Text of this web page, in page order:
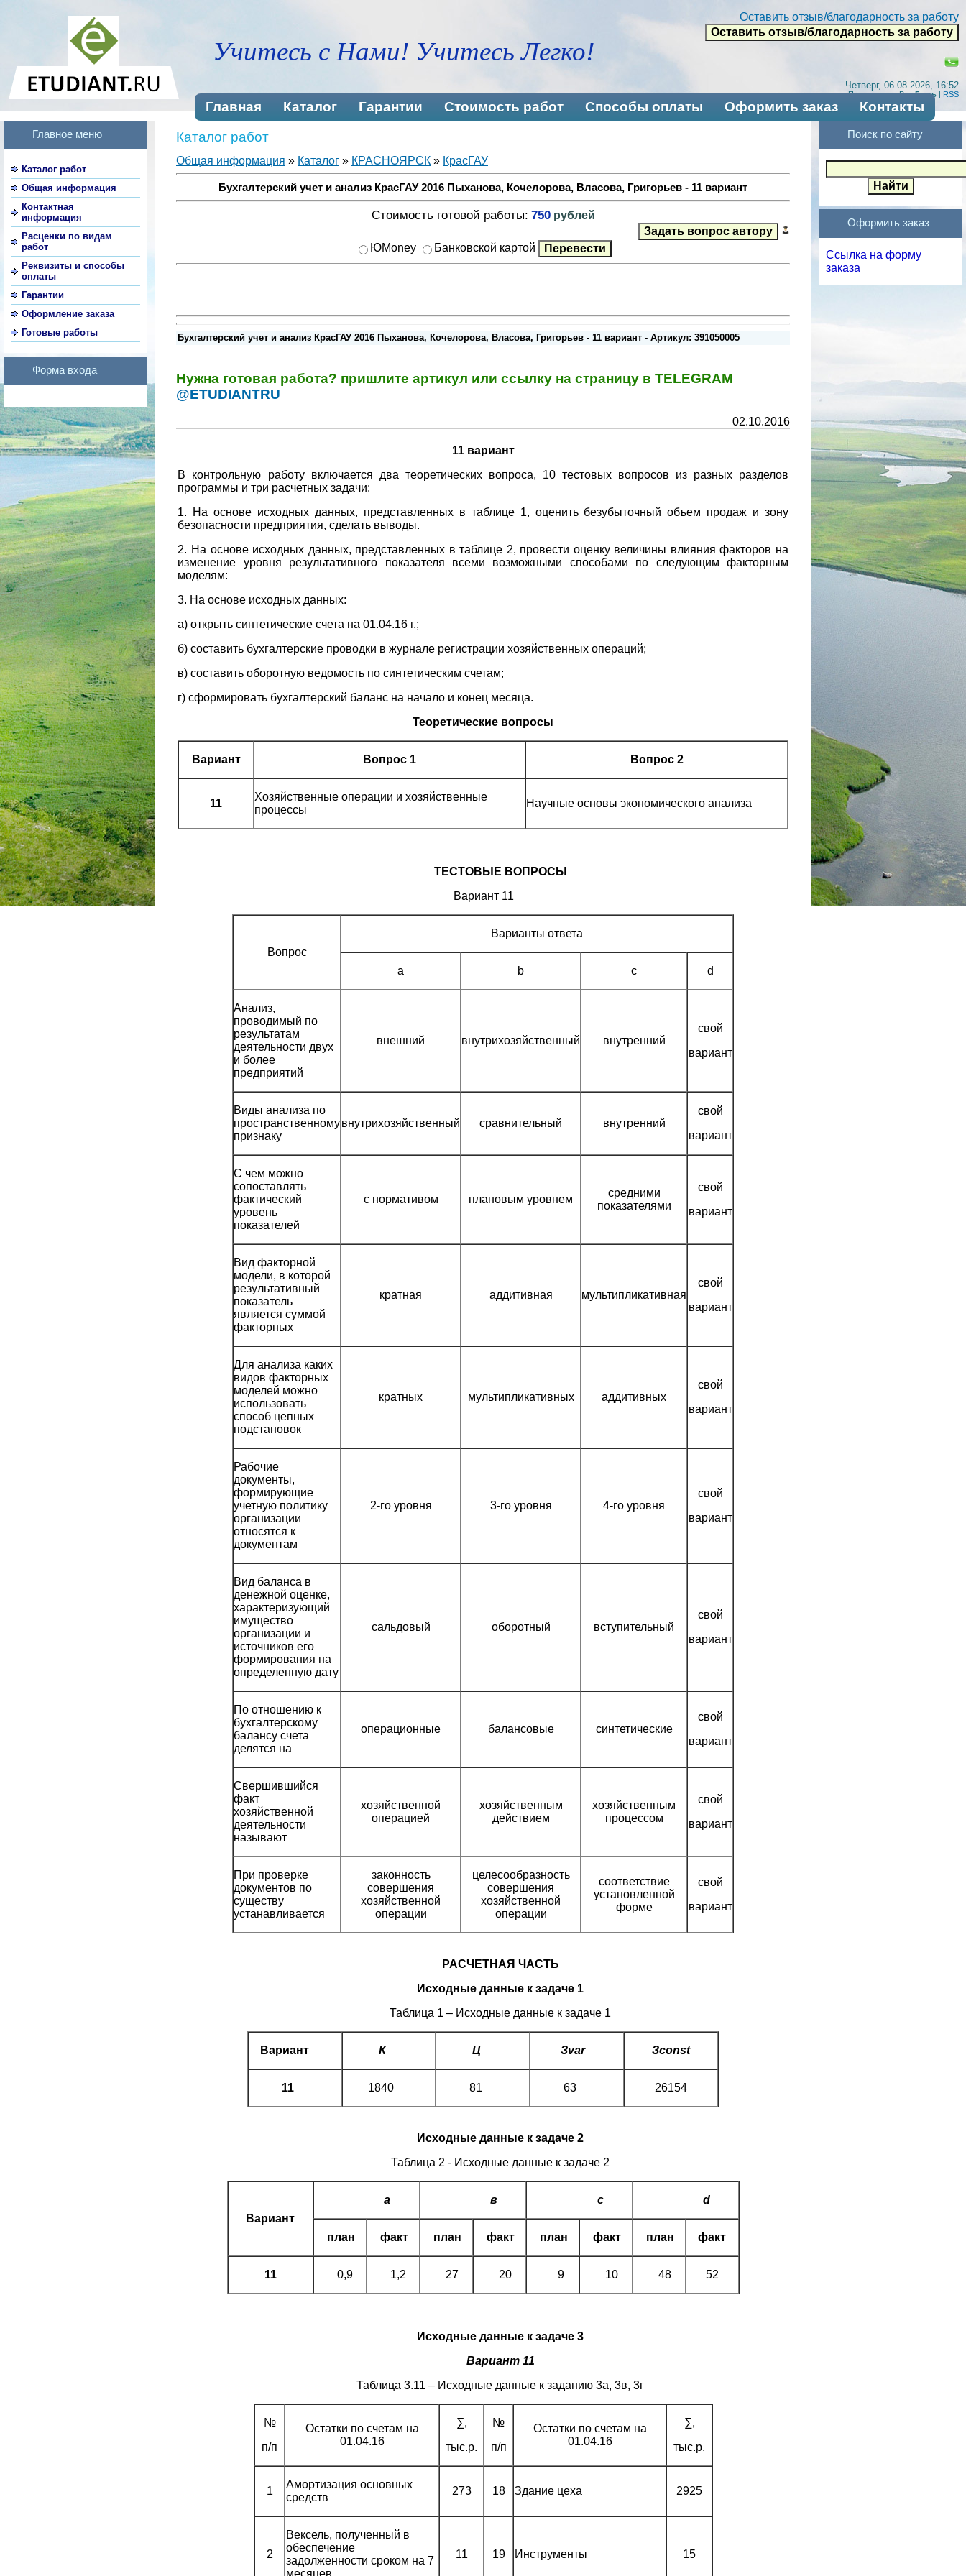
Оставить отзыв/благодарность за работу
Четверг, 06.08.2026, 16:52
Приветствую Вас Гость | RSS
Учитесь с Нами! Учитесь Легко!
Главная Каталог Гарантии Стоимость работ Способы оплаты Оформить заказ Контакты
Главное меню
Каталог работ
Общая информация
Контактная
информация
Расценки по видам
работ
Реквизиты и способы
оплаты
Гарантии
Оформление заказа
Готовые работы
Форма входа
Каталог работ
Общая информация » Каталог » КРАСНОЯРСК » КрасГАУ
Бухгалтерский учет и анализ КрасГАУ 2016 Пыханова, Кочелорова, Власова, Григорьев - 11 вариант
Стоимость готовой работы: 750 рублей
ЮMoney Банковской картой
Бухгалтерский учет и анализ КрасГАУ 2016 Пыханова, Кочелорова, Власова, Григорьев - 11 вариант - Артикул: 391050005
Нужна готовая работа? пришлите артикул или ссылку на страницу в TELEGRAM
@ETUDIANTRU
02.10.2016
11 вариант
В контрольную работу включается два теоретических вопроса, 10 тестовых вопросов из разных разделов
программы и три расчетных задачи:
1. На основе исходных данных, представленных в таблице 1, оценить безубыточный объем продаж и зону
безопасности предприятия, сделать выводы.
2. На основе исходных данных, представленных в таблице 2, провести оценку величины влияния факторов на
изменение уровня результативного показателя всеми возможными способами по следующим факторным
моделям:
3. На основе исходных данных:
а) открыть синтетические счета на 01.04.16 г.;
б) составить бухгалтерские проводки в журнале регистрации хозяйственных операций;
в) составить оборотную ведомость по синтетическим счетам;
г) сформировать бухгалтерский баланс на начало и конец месяца.
Теоретические вопросы
Вариант Вопрос 1 Вопрос 2
11
Хозяйственные операции и хозяйственные
процессы
Научные основы экономического анализа
ТЕСТОВЫЕ ВОПРОСЫ
Вариант 11
Вопрос
Варианты ответа
а b с d
Анализ,
проводимый по
результатам
деятельности двух
и более
предприятий
внешний внутрихозяйственный внутренний
свой
вариант
Виды анализа по
пространственному
признаку
внутрихозяйственный сравнительный внутренний
свой
вариант
С чем можно
сопоставлять
фактический
уровень
показателей
с нормативом плановым уровнем
средними
показателями
свой
вариант
Вид факторной
модели, в которой
результативный
показатель
является суммой
факторных
кратная аддитивная мультипликативная
свой
вариант
Для анализа каких
видов факторных
моделей можно
использовать
способ цепных
подстановок
кратных мультипликативных аддитивных
свой
вариант
Рабочие
документы,
формирующие
учетную политику
организации
относятся к
документам
2-го уровня 3-го уровня 4-го уровня
свой
вариант
Вид баланса в
денежной оценке,
характеризующий
имущество
организации и
источников его
формирования на
определенную дату
сальдовый оборотный вступительный
свой
вариант
По отношению к
бухгалтерскому
балансу счета
делятся на
операционные балансовые синтетические
свой
вариант
Свершившийся
факт
хозяйственной
деятельности
называют
хозяйственной
операцией
хозяйственным
действием
хозяйственным
процессом
свой
вариант
При проверке
документов по
существу
устанавливается
законность
совершения
хозяйственной
операции
целесообразность
совершения
хозяйственной
операции
соответствие
установленной
форме
свой
вариант
РАСЧЕТНАЯ ЧАСТЬ
Исходные данные к задаче 1
Таблица 1 – Исходные данные к задаче 1
Вариант К Ц Зvar Зconst
11 1840 81 63 26154
Исходные данные к задаче 2
Таблица 2 - Исходные данные к задаче 2
Вариант
а в с d
план факт план факт план факт план факт
11 0,9 1,2 27 20 9 10 48 52
Исходные данные к задаче 3
Вариант 11
Таблица 3.11 – Исходные данные к заданию 3а, 3в, 3г
№
п/п
Остатки по счетам на
01.04.16
∑,
тыс.р.
№
п/п
Остатки по счетам на
01.04.16
∑,
тыс.р.
1
Амортизация основных
средств
273 18 Здание цеха 2925
2
Вексель, полученный в
обеспечение
задолженности сроком на 7
месяцев
11 19 Инструменты 15
Поиск по сайту
Оформить заказ
Ссылка на форму
заказа